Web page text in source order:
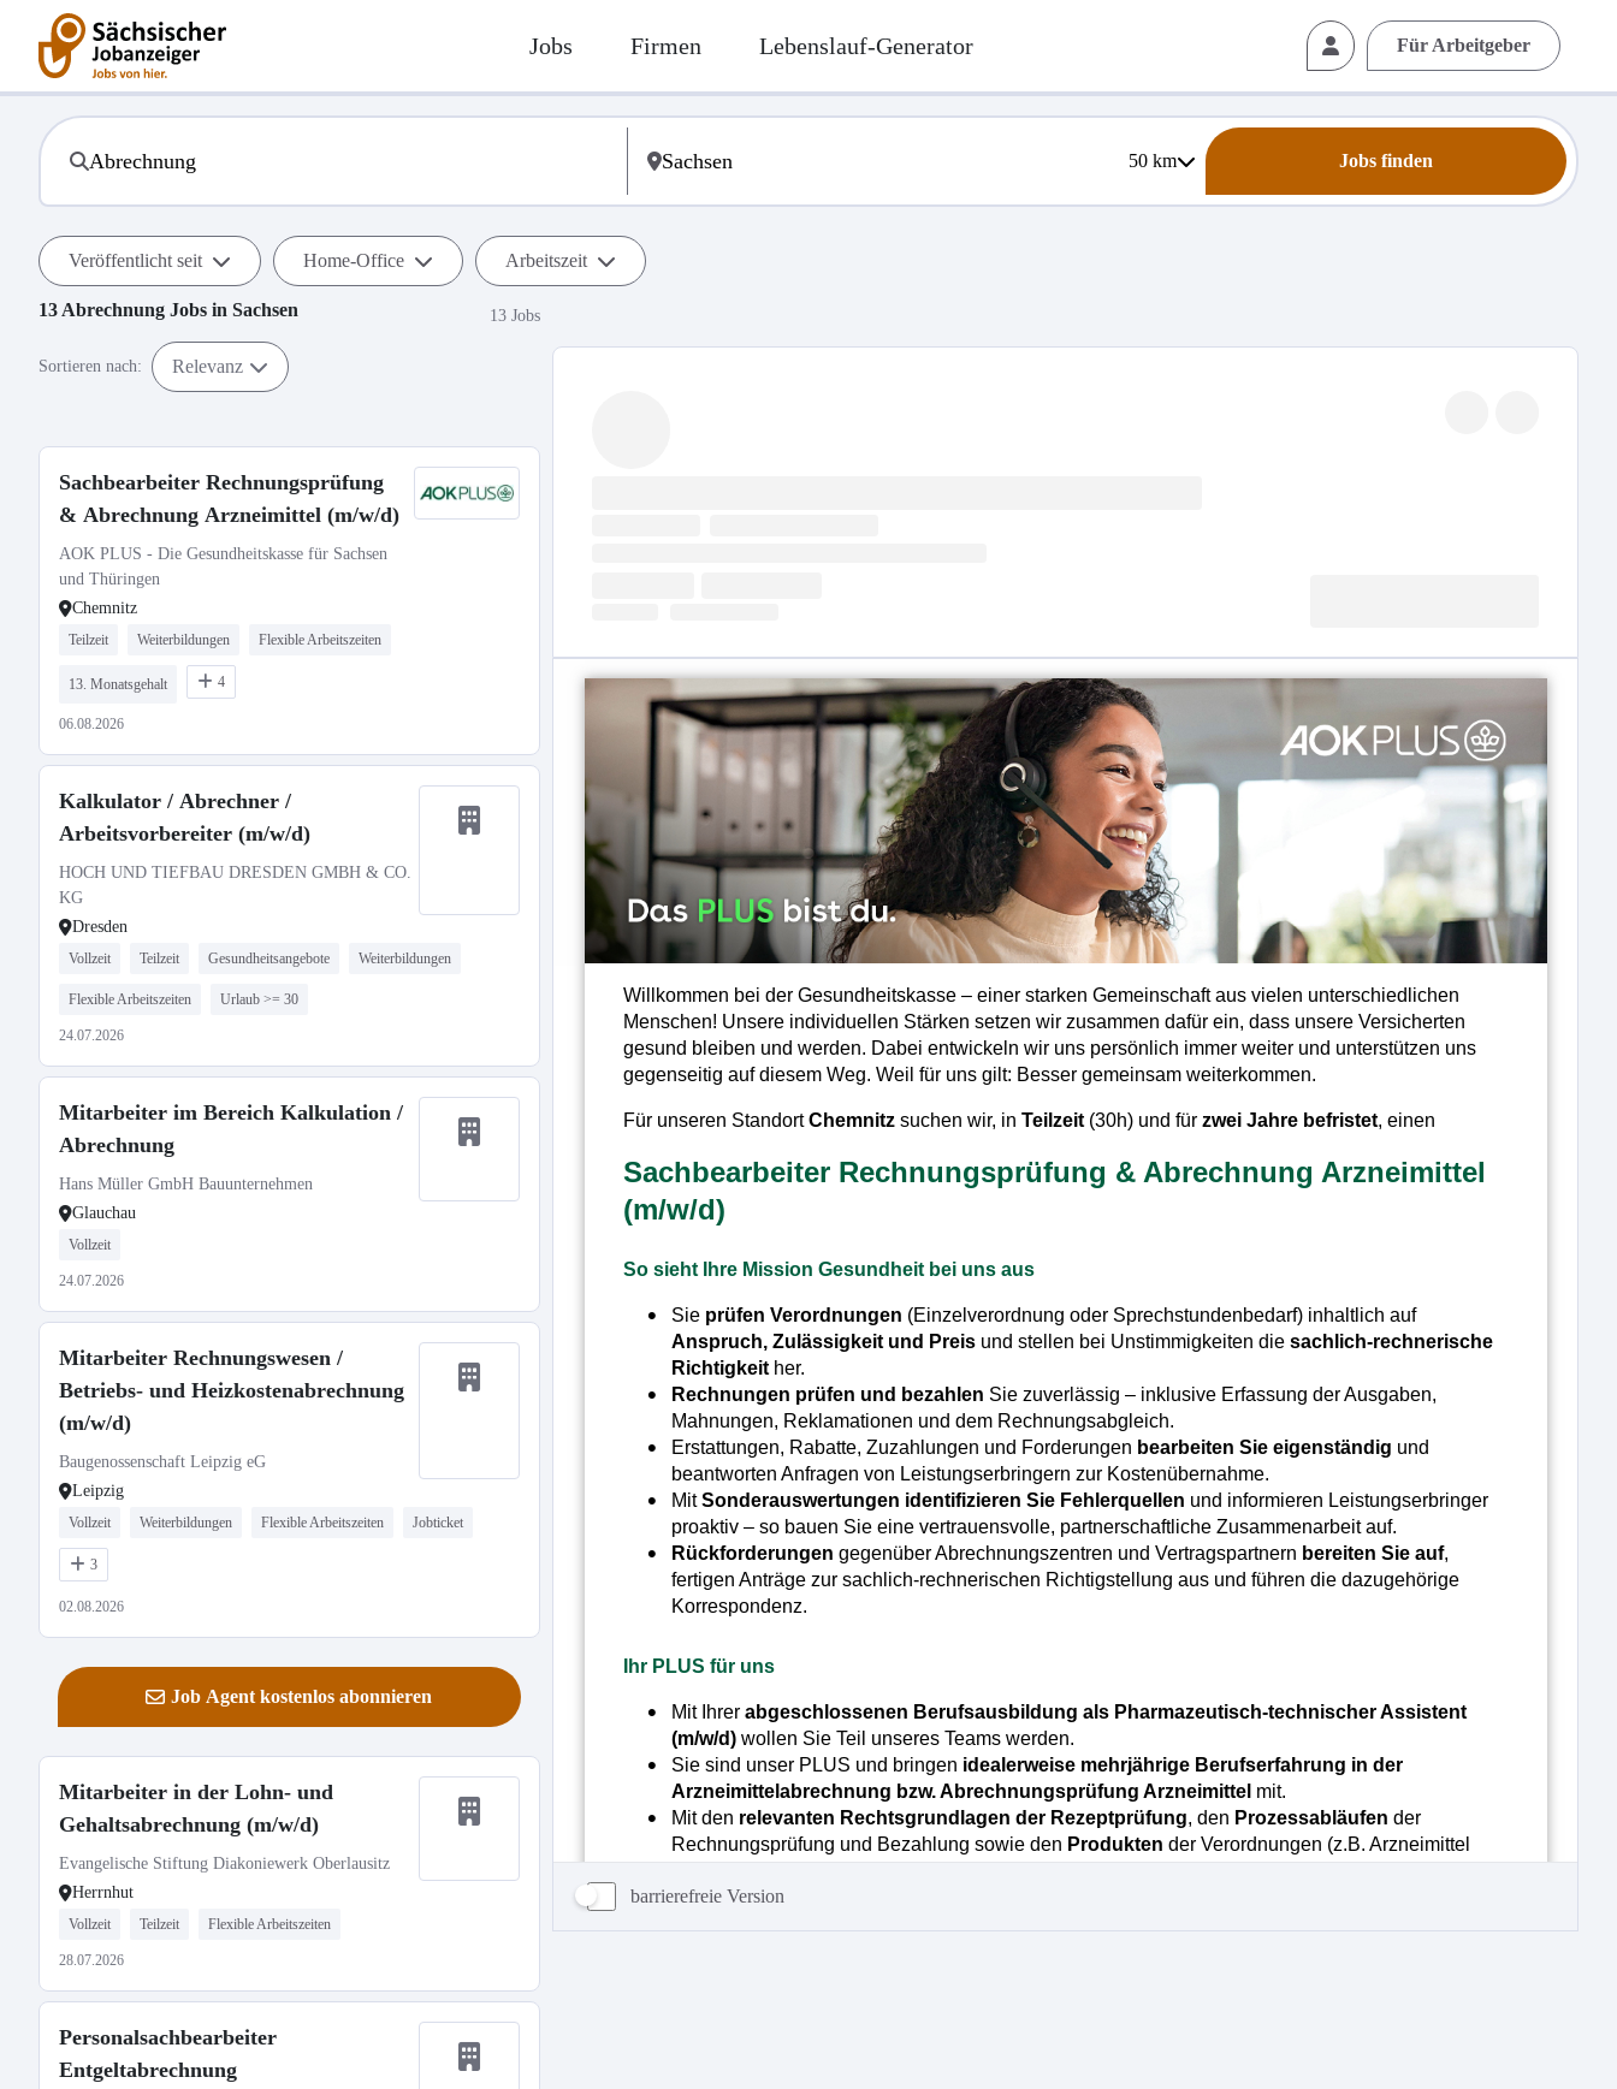
Jobs Firmen Lebenslauf-Generator Für Arbeitgeber
50km Jobs finden
Veröffentlicht seit Home-Office Arbeitszeit
13 Abrechnung Jobs in Sachsen 13 Jobs
Sortieren nach: Relevanz
Sachbearbeiter Rechnungsprüfung
& Abrechnung Arzneimittel (m/w/d)
AOK PLUS - Die Gesundheitskasse für Sachsen
und Thüringen
Chemnitz
Teilzeit Weiterbildungen Flexible Arbeitszeiten
13. Monatsgehalt 4
06.08.2026
Kalkulator / Abrechner /
Arbeitsvorbereiter (m/w/d)
HOCH UND TIEFBAU DRESDEN GMBH & CO.
KG
Dresden
Vollzeit Teilzeit Gesundheitsangebote Weiterbildungen
Flexible Arbeitszeiten Urlaub >= 30
24.07.2026
Mitarbeiter im Bereich Kalkulation /
Abrechnung
Hans Müller GmbH Bauunternehmen
Glauchau
Vollzeit
24.07.2026
Mitarbeiter Rechnungswesen /
Betriebs- und Heizkostenabrechnung
(m/w/d)
Baugenossenschaft Leipzig eG
Leipzig
Vollzeit Weiterbildungen Flexible Arbeitszeiten Jobticket
3
02.08.2026
Job Agent kostenlos abonnieren
Mitarbeiter in der Lohn- und
Gehaltsabrechnung (m/w/d)
Evangelische Stiftung Diakoniewerk Oberlausitz
Herrnhut
Vollzeit Teilzeit Flexible Arbeitszeiten
28.07.2026
Personalsachbearbeiter
Entgeltabrechnung
barrierefreie Version